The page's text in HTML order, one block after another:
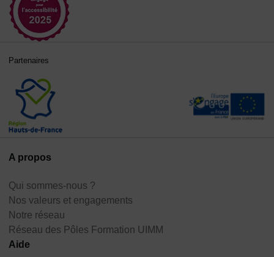
A propos
Qui sommes-nous ?
Nos valeurs et engagements
Notre réseau
Réseau des Pôles Formation UIMM
Aide
Partenaires